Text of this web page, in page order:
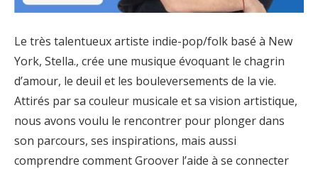
Le très talentueux artiste indie-pop/folk basé à New
York, Stella., crée une musique évoquant le chagrin
d’amour, le deuil et les bouleversements de la vie.
Attirés par sa couleur musicale et sa vision artistique,
nous avons voulu le rencontrer pour plonger dans
son parcours, ses inspirations, mais aussi
comprendre comment Groover l’aide à se connecter